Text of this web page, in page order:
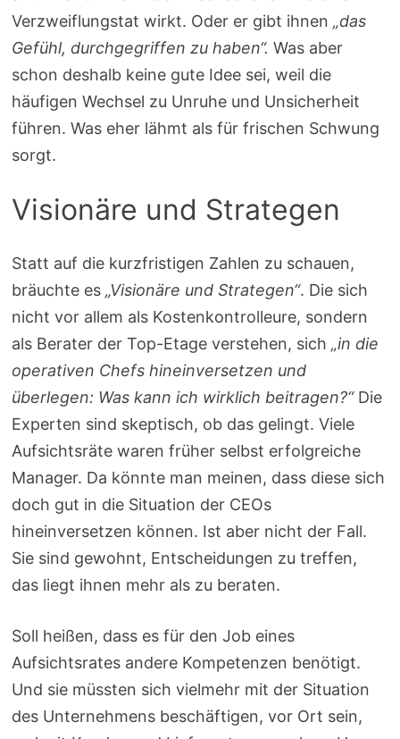
Verzweiflungstat wirkt. Oder er gibt ihnen„das
Gefühl, durchgegriffen zu haben“. Was aber
schon deshalb keine gute Idee sei, weil die
häufigen Wechsel zu Unruhe und Unsicherheit
führen. Was eher lähmt als für frischen Schwung
sorgt.
Visionäre und Strategen
Statt auf die kurzfristigen Zahlen zu schauen,
bräuchte es„Visionäre und Strategen“. Die sich
nicht vor allem als Kostenkontrolleure, sondern
als Berater der Top-Etage verstehen, sich„in die
operativen Chefs hineinversetzen und
überlegen: Was kann ich wirklich beitragen?“Die
Experten sind skeptisch, ob das gelingt. Viele
Aufsichtsräte waren früher selbst erfolgreiche
Manager. Da könnte man meinen, dass diese sich
doch gut in die Situation der CEOs
hineinversetzen können. Ist aber nicht der Fall.
Sie sind gewohnt, Entscheidungen zu treffen,
das liegt ihnen mehr als zu beraten.
Soll heißen, dass es für den Job eines
Aufsichtsrates andere Kompetenzen benötigt.
Und sie müssten sich vielmehr mit der Situation
des Unternehmens beschäftigen, vor Ort sein,